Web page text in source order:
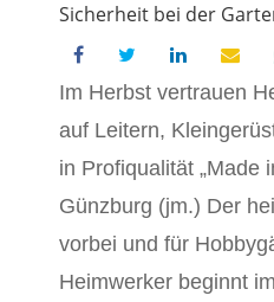
Sicherheit bei der
Im Herbst vertrauen
auf Leitern,
in Profiqualität „Made
Günzburg (jm.) Der
vorbei und für
Heimwerker beginnt